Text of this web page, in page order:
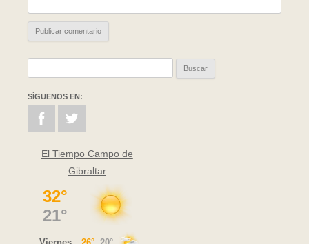
SÍGUENOS EN:
El Tiempo Campo de
Gibraltar